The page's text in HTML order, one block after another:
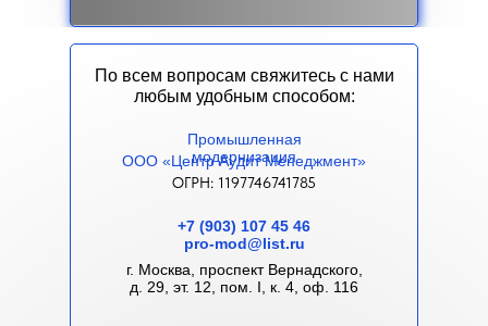
По всем вопросам свяжитесь с нами
любым удобным способом:
Промышленная
модернизация
ООО «Центр Аудит Менеджмент»
ОГРН: 1197746741785
+7 (903) 107 45 46
pro-mod@list.ru
г. Москва, проспект Вернадского,
д. 29, эт. 12, пом. I, к. 4, оф. 116